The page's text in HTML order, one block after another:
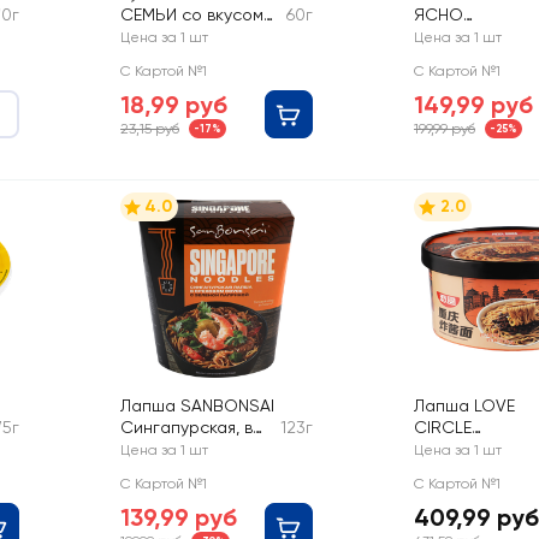
СЕМЬИ со вкусом
курицы
60г
Цена за 1 шт
С Картой №1
18,99 руб
23,15 руб -17%
ЯСНО
СОЛНЫШКО
Ассорти
Цена за 1 шт
С Картой №1
149,99 руб
199,99 руб -25%
4.0
Лапша SANBONSAI
Сингапурская, в
ореховом соусе с
123г
Цена за 1 шт
С Картой №1
139,99 руб
2.0
Лапша LOVE
CIRCLE
Чунцинская, с
Цена за 1 шт
С Картой №1
409,99 руб